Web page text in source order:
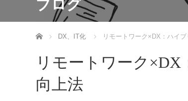
ブログ
ホーム DX、IT化 リモートワーク×DX：ハイ
リモートワーク
向上法